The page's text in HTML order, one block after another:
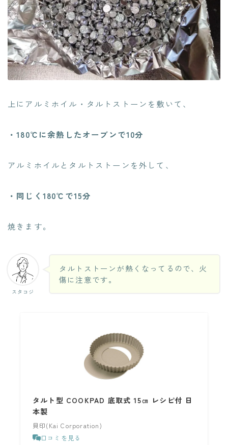
上にアルミホイル・タルトストーンを敷いて、
・180℃に余熱したオーブンで10分
アルミホイルとタルトストーンを外して、
・同じく180℃で15分
焼きます。
スタコジ
タルトストーンが熱くなってるので、火
傷に注意です。
タルト型 COOKPAD 底取式 15㎝ レシピ付 日
本製
貝印(Kai Corporation)
口コミを見る